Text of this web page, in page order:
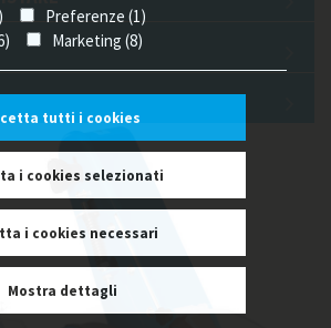
Preferenze (1)
Marketing (8)
tutti i cookies
i cookies selezionati
i cookies necessari
Mostra dettagli